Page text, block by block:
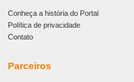
Conheça a história do Portal
Política de privacidade
Contato
Parceiros